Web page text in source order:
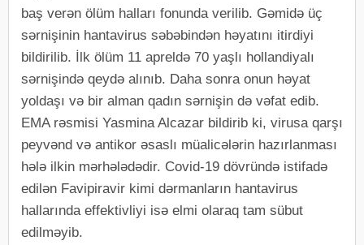
baş verən ölüm halları fonunda verilib. Gəmidə üç
sərnişinin hantavirus səbəbindən həyatını itirdiyi
bildirilib. İlk ölüm 11 apreldə 70 yaşlı hollandiyalı
sərnişində qeydə alınıb. Daha sonra onun həyat
yoldaşı və bir alman qadın sərnişin də vəfat edib.
EMA rəsmisi Yasmina Alcazar bildirib ki, virusa qarşı
peyvənd və antikor əsaslı müalicələrin hazırlanması
hələ ilkin mərhələdədir. Covid-19 dövründə istifadə
edilən Favipiravir kimi dərmanların hantavirus
hallarında effektivliyi isə elmi olaraq tam sübut
edilməyib.